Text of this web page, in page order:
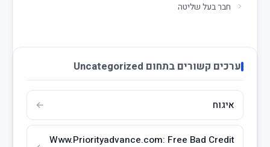
חבר בעל שליטה
ערכים קשורים בתחום Uncategorized
איגוח
Www.Priorityadvance.com: Free Bad Credit